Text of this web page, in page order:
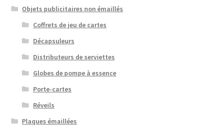
Objets publicitaires non émaillés
Coffrets de jeu de cartes
Décapsuleurs
Distributeurs de serviettes
Globes de pompe à essence
Porte-cartes
Réveils
Plaques émaillées